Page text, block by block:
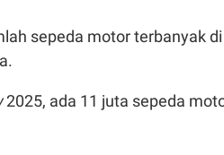
sepeda motor terbanyak di
2025, ada 11 juta sepeda